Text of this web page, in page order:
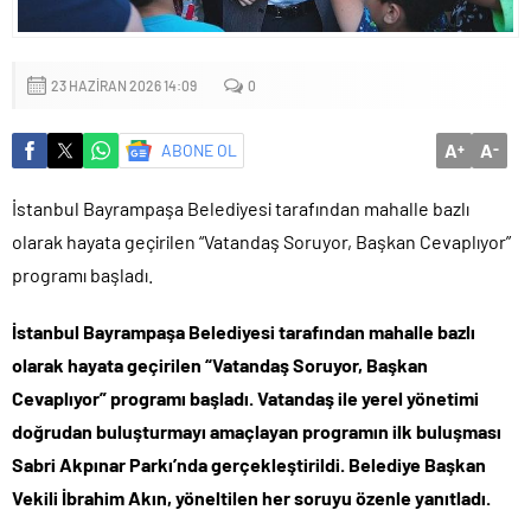
Sığacık’tan güçlü mesaj: “Deniz bizim, Sığacık hepimizin”
23 HAZIRAN 2026 14:09 0
ABONE OL A+ A-
İstanbul Bayrampaşa Belediyesi tarafından mahalle bazlı
olarak hayata geçirilen “Vatandaş Soruyor, Başkan Cevaplıyor”
programı başladı.
İstanbul Bayrampaşa Belediyesi tarafından mahalle bazlı
olarak hayata geçirilen “Vatandaş Soruyor, Başkan
Cevaplıyor” programı başladı. Vatandaş ile yerel yönetimi
doğrudan buluşturmayı amaçlayan programın ilk buluşması
Sabri Akpınar Parkı’nda gerçekleştirildi. Belediye Başkan
Vekili İbrahim Akın, yöneltilen her soruyu özenle yanıtladı.